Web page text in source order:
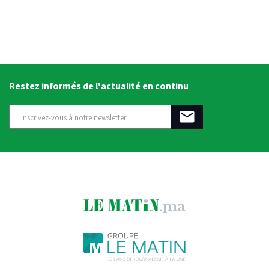
Restez informés de l'actualité en continu